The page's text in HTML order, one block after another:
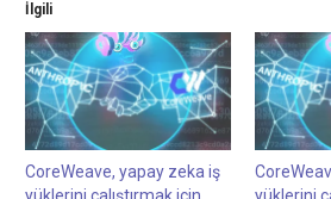
İlgili
CoreWeave, yapay zeka iş